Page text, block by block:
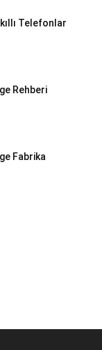
Telefonlar
Rehberi
Fabrika